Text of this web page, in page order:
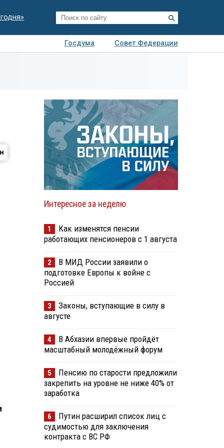
Госдума
Совет Федерации
Интересное за неделю
1
Как изменятся пенсии
работающих пенсионеров с 1 августа
2
В МИД России заявили о
подготовке Европы к войне с
Россией
3
Законы, вступающие в силу в
августе
4
В Абхазии впервые пройдёт
масштабный молодёжный форум
5
Пенсию по старости предложили
закрепить на уровне не ниже 40% от
заработка
6
Путин расширил список лиц с
судимостью для заключения
контракта с ВС РФ